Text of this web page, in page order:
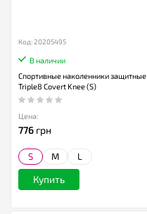
Код: 20205495
В наличии
Спортивные наколенники защитные
Triple8 Covert Knee (S)
Цена:
776 грн
S M L
Купить